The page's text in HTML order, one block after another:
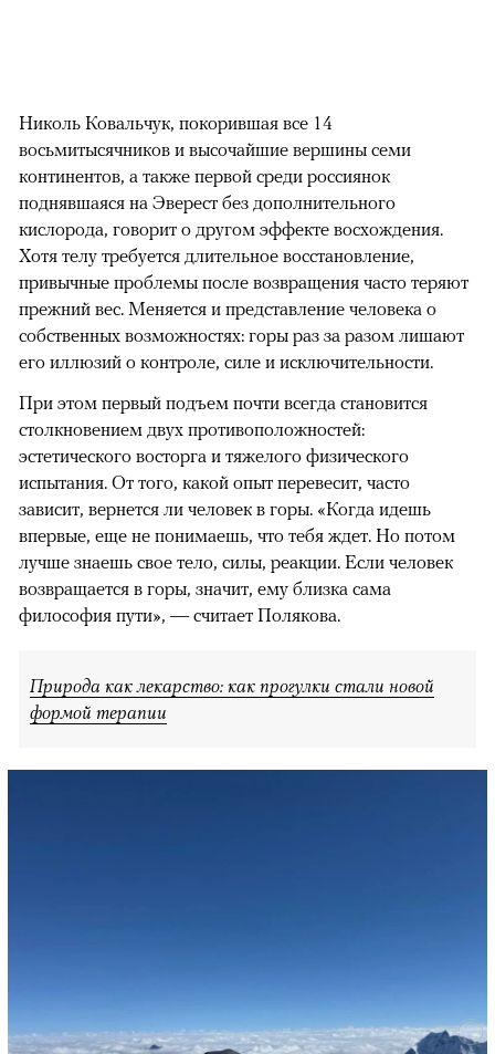
Николь Ковальчук, покорившая все 14
восьмитысячников и высочайшие вершины семи
континентов, а также первой среди россиянок
поднявшаяся на Эверест без дополнительного
кислорода, говорит о другом эффекте восхождения.
Хотя телу требуется длительное восстановление,
привычные проблемы после возвращения часто теряют
прежний вес. Меняется и представление человека о
собственных возможностях: горы раз за разом лишают
его иллюзий о контроле, силе и исключительности.
При этом первый подъем почти всегда становится
столкновением двух противоположностей:
эстетического восторга и тяжелого физического
испытания. От того, какой опыт перевесит, часто
зависит, вернется ли человек в горы. «Когда идешь
впервые, еще не понимаешь, что тебя ждет. Но потом
лучше знаешь свое тело, силы, реакции. Если человек
возвращается в горы, значит, ему близка сама
философия пути», — считает Полякова.
Природа как лекарство: как прогулки стали новой
формой терапии